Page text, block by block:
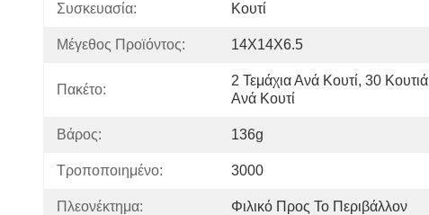
Συσκευασία: Κουτί
Μέγεθος Προϊόντος: 14X14X6.5
Πακέτο:
2 Τεμάχια Ανά Κουτί, 30 Κουτιά
Ανά Κουτί
Βάρος: 136g
Τροποποιημένο: 3000
Πλεονέκτημα: Φιλικό Προς Το Περιβάλλον